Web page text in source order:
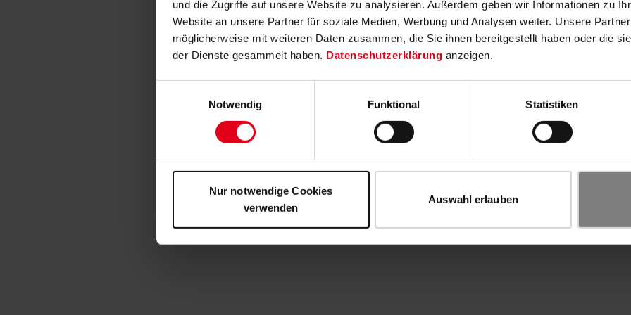
und die Zugriffe auf unsere Website zu analysieren. Außerdem geben wir Informationen zu
Website an unsere Partner für soziale Medien, Werbung und Analysen weiter. Unsere
möglicherweise mit weiteren Daten zusammen, die Sie ihnen bereitgestellt haben oder die
der Dienste gesammelt haben. Datenschutzerklärung anzeigen.
Notwendig
Funktional Statistiken
Nur notwendige Cookies
verwenden
Auswahl erlauben